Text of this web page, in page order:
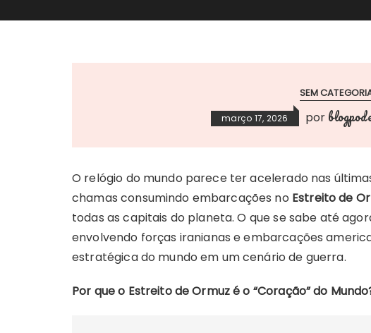
SEM
março 17, 2026 por
O relógio do mundo parece ter acelerado nas
chamas consumindo embarcações no Estreito de
todas as capitais do planeta. O que se sabe até
envolvendo forças iranianas e embarcações
estratégica do mundo em um cenário de guerra.
Por que o Estreito de Ormuz é o “Coração” do